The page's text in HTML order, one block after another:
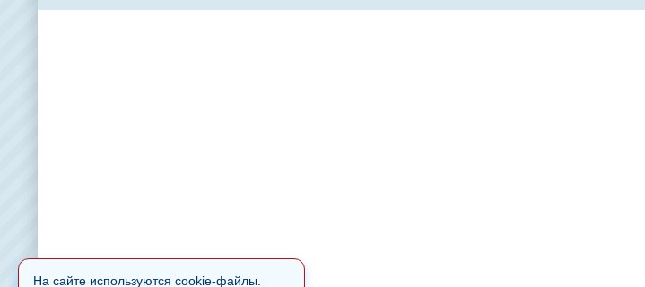
На сайте используются cookie-файлы.